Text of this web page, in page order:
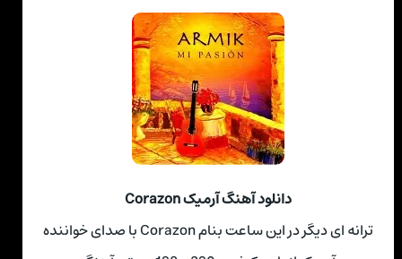
دانلود آهنگ آرمیک Corazon
ترانه ای دیگر در این ساعت بنام Corazon با صدای خواننده